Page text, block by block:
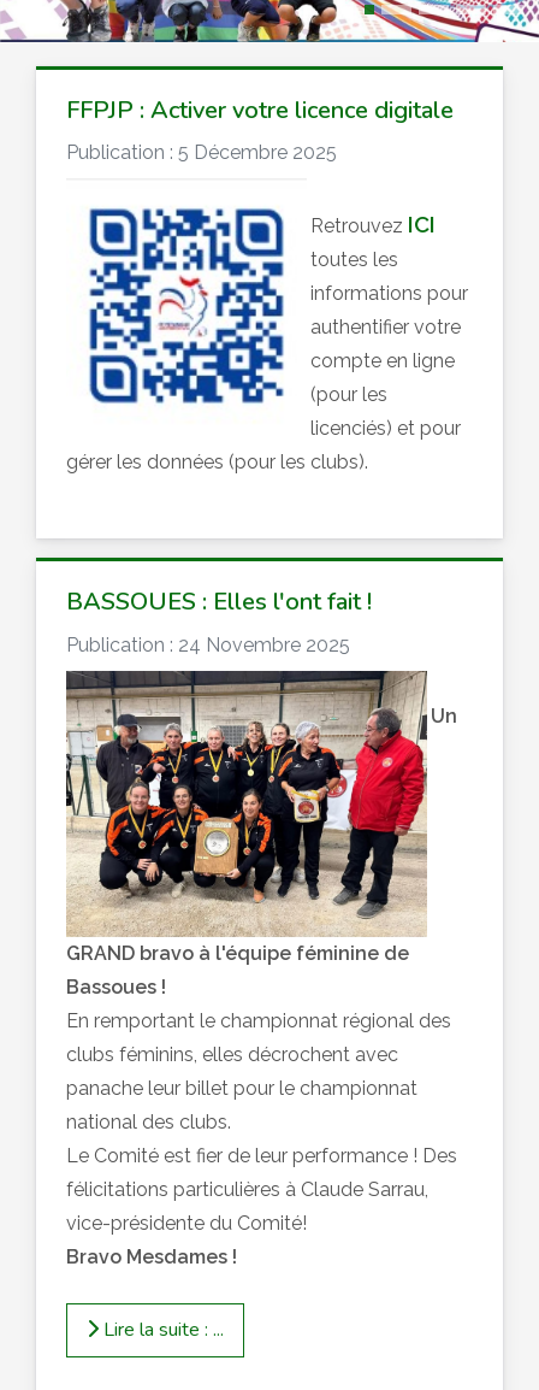
FFPJP : Activer votre licence digitale
Publication : 5 Décembre 2025
Retrouvez ICI
toutes les
informations pour
authentifier votre
compte en ligne
(pour les
licenciés) et pour
gérer les données (pour les clubs).
BASSOUES : Elles l'ont fait !
Publication : 24 Novembre 2025
Un
GRAND bravo à l'équipe féminine de
Bassoues !
En remportant le championnat régional des
clubs féminins, elles décrochent avec
panache leur billet pour le championnat
national des clubs.
Le Comité est fier de leur performance ! Des
félicitations particulières à Claude Sarrau,
vice-présidente du Comité!
Bravo Mesdames !
Lire la suite : ...